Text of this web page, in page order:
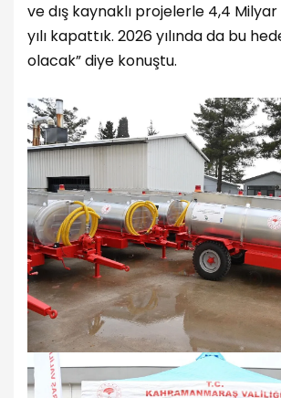
ve dış kaynaklı projelerle 4,4 Milyar
yılı kapattık. 2026 yılında da bu
olacak” diye konuştu.